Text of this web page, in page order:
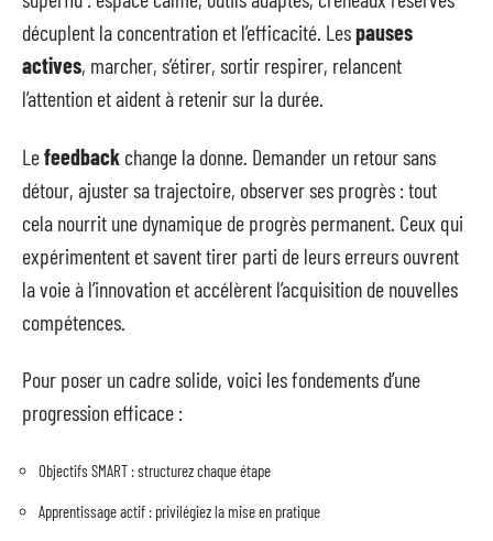
décuplent la concentration et l’efficacité. Lespauses
actives, marcher, s’étirer, sortir respirer, relancent
l’attention et aident à retenir sur la durée.
Lefeedback change la donne. Demander un retour sans
détour, ajuster sa trajectoire, observer ses progrès : tout
cela nourrit une dynamique de progrès permanent. Ceux qui
expérimentent et savent tirer parti de leurs erreurs ouvrent
la voie à l’innovation et accélèrent l’acquisition de nouvelles
compétences.
Pour poser un cadre solide, voici les fondements d’une
progression efficace :
Objectifs SMART : structurez chaque étape
Apprentissage actif : privilégiez la mise en pratique